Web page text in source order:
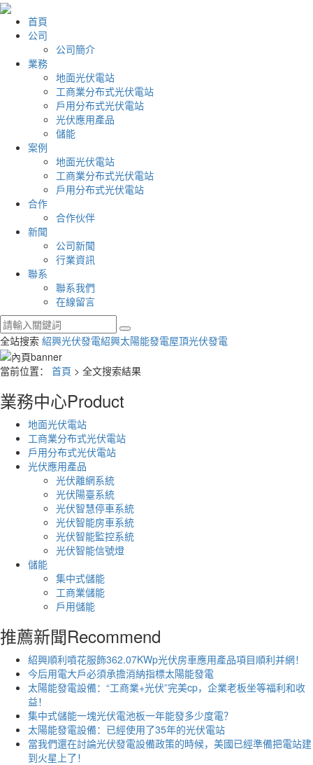
首頁
公司
公司簡介
業務
地面光伏電站
工商業分布式光伏電站
戶用分布式光伏電站
光伏應用產品
儲能
案例
地面光伏電站
工商業分布式光伏電站
戶用分布式光伏電站
合作
合作伙伴
新聞
公司新聞
行業資訊
聯系
聯系我們
在線留言
全站搜索 紹興光伏發電紹興太陽能發電屋頂光伏發電
當前位置： 首頁 > 全文搜索結果
業務中心Product
地面光伏電站
工商業分布式光伏電站
戶用分布式光伏電站
光伏應用產品
光伏離網系統
光伏陽臺系統
光伏智慧停車系統
光伏智能房車系統
光伏智能監控系統
光伏智能信號燈
儲能
集中式儲能
工商業儲能
戶用儲能
推薦新聞Recommend
紹興順利噴花服飾362.07KWp光伏房車應用產品項目順利并網！
今后用電大戶必須承擔消納指標太陽能發電
太陽能發電設備：“工商業+光伏”完美cp，企業老板坐等福利和收
益！
集中式儲能一塊光伏電池板一年能發多少度電？
太陽能發電設備：已經使用了35年的光伏電站
當我們還在討論光伏發電設備政策的時候，美國已經準備把電站建
到火星上了！